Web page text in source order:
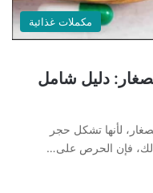
مكملات غذائية
دليل شامل
لأنها تشكل حجر
فإن الحرص على…